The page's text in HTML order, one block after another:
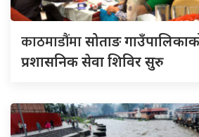
काठमाडौंमासोताङ
प्रशासनिक सेवा शिविर सुरु